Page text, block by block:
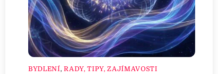
BYDLENÍ,RADY, TIPY, ZAJÍMAVOSTI